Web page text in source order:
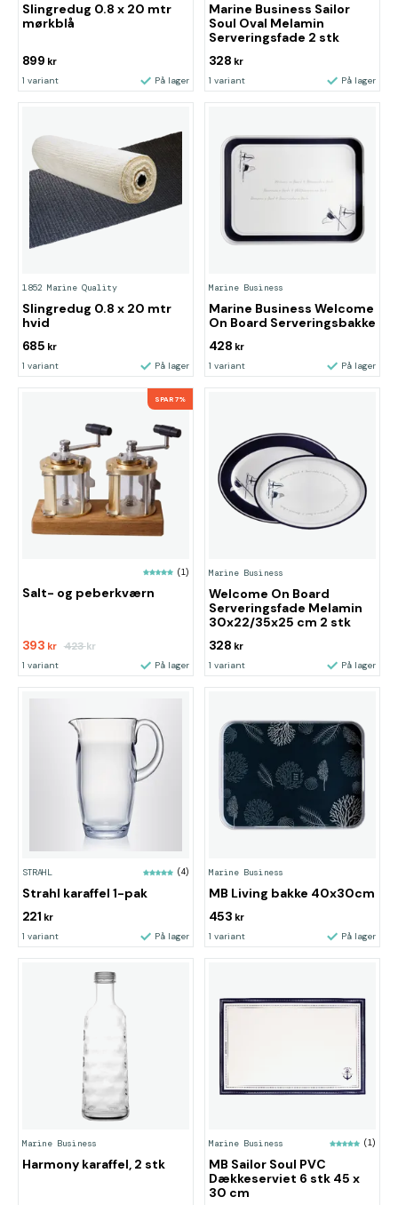
Slingredug 0.8 x 20 mtr
mørkblå
899 kr
1 variant På lager
Marine Business Sailor
Soul Oval Melamin
Serveringsfade 2 stk
328 kr
1 variant På lager
1852 Marine Quality
Slingredug 0.8 x 20 mtr
hvid
685 kr
1 variant På lager
Marine Business
Marine Business Welcome
On Board Serveringsbakke
428 kr
1 variant På lager
SPAR 7%
(1)
Salt- og peberkværn
393 kr 423kr
1 variant På lager
Marine Business
Welcome On Board
Serveringsfade Melamin
30x22/35x25 cm 2 stk
328 kr
1 variant På lager
STRAHL (4)
Strahl karaffel 1-pak
221 kr
1 variant På lager
Marine Business
MB Living bakke 40x30cm
453 kr
1 variant På lager
Marine Business
Harmony karaffel, 2 stk
Marine Business (1)
MB Sailor Soul PVC
Dækkeserviet 6 stk 45 x
30 cm